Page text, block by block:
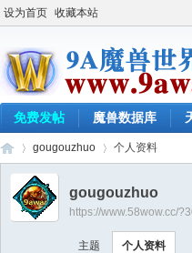
设为首页 收藏本站
免费发帖 魔兽数据库
›
gougouzhuo 个人资料
gougouzhuo
https://www.58wow.cc/
主题 个人资料